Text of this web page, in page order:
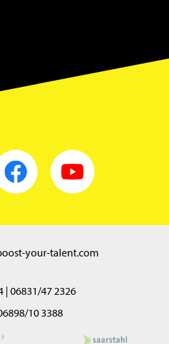
facebook youtube
your-talent.com
| 06831/47 2326
10 3388